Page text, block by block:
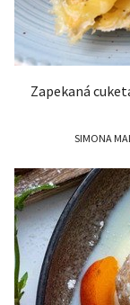
Zapekaná
SIMONA